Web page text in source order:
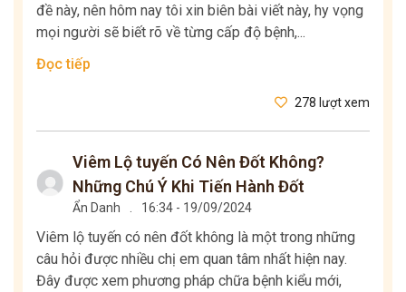
đề này, nên hôm nay tôi xin biên bài viết này, hy vọng
mọi người sẽ biết rõ về từng cấp độ bệnh,...
Đọc tiếp
278 lượt xem
Viêm Lộ tuyến Có Nên Đốt Không?
Những Chú Ý Khi Tiến Hành Đốt
Ẩn Danh 16:34 - 19/09/2024
Viêm lộ tuyến có nên đốt không là một trong những
câu hỏi được nhiều chị em quan tâm nhất hiện nay.
Đây được xem phương pháp chữa bệnh kiểu mới,